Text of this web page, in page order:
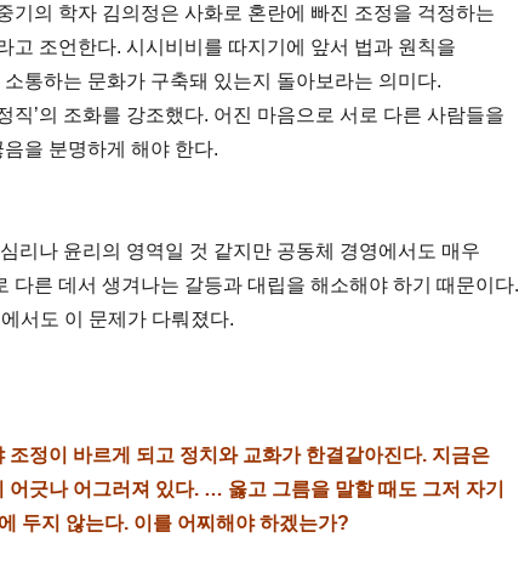
기의 학자 김의정은 사화로 혼란에 빠진 조정을 걱정하는
고 조언한다. 시시비비를 따지기에 앞서 법과 원칙을
통하는 문화가 구축돼 있는지 돌아보라는 의미다.
직’의 조화를 강조했다. 어진 마음으로 서로 다른 사람들을
을 분명하게 해야 한다.
리나 윤리의 영역일 것 같지만 공동체 경영에서도 매우
다른 데서 생겨나는 갈등과 대립을 해소해야 하기 때문이다.
에서도 이 문제가 다뤄졌다.
조정이 바르게 되고 정치와 교화가 한결같아진다. 지금은
어긋나 어그러져 있다. … 옳고 그름을 말할 때도 그저 자기
두지 않는다. 이를 어찌해야 하겠는가?